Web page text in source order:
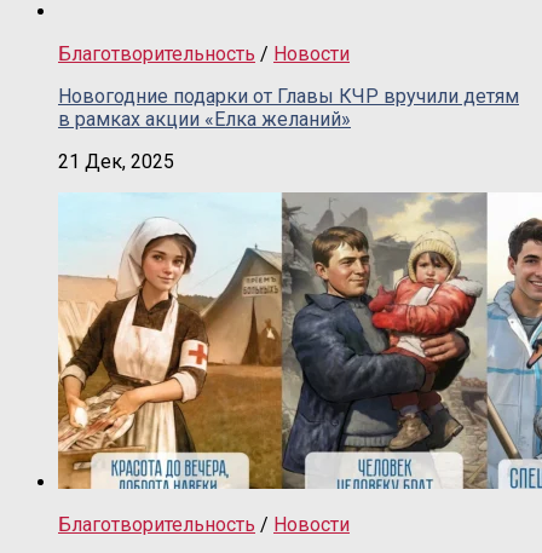
Благотворительность / Новости
Новогодние подарки от Главы КЧР вручили детям
в рамках акции «Елка желаний»
21 Дек, 2025
Благотворительность / Новости